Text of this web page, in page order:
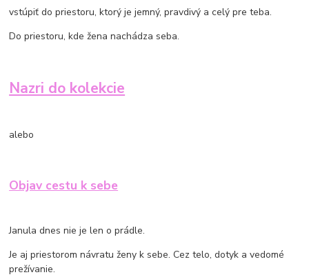
vstúpiť do priestoru, ktorý je jemný, pravdivý a celý pre teba.
Do priestoru, kde žena nachádza seba.
Nazri do kolekcie
alebo
Objav cestu k sebe
Janula dnes nie je len o prádle.
Je aj priestorom návratu ženy k sebe. Cez telo, dotyk a vedomé
prežívanie.